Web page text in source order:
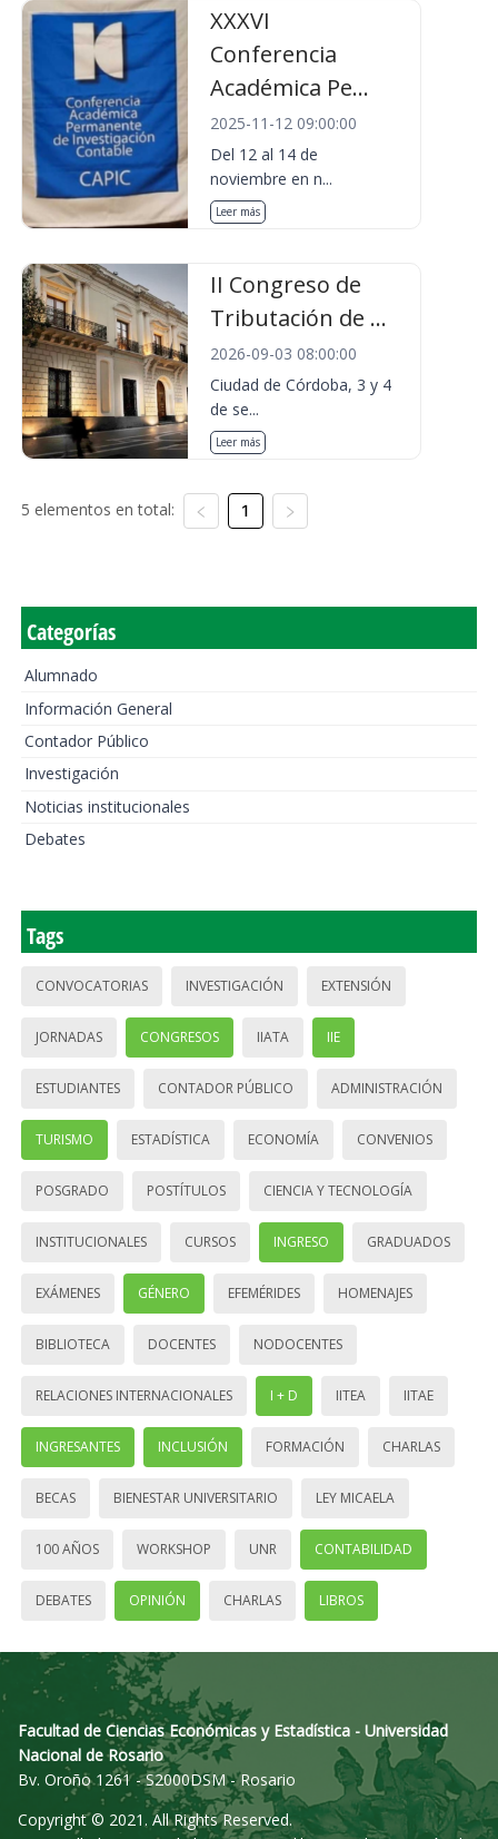
XXXVI
Conferencia
Académica Pe...
2025-11-12 09:00:00
Del 12 al 14 de
noviembre en n...
Leer más
II Congreso de
Tributación de ...
2026-09-03 08:00:00
Ciudad de Córdoba, 3 y 4
de se...
Leer más
5 elementos en total: 1
Categorías
Alumnado
Información General
Contador Público
Investigación
Noticias institucionales
Debates
Tags
CONVOCATORIAS INVESTIGACIÓN EXTENSIÓN
JORNADAS CONGRESOS IIATA IIE
ESTUDIANTES CONTADOR PÚBLICO ADMINISTRACIÓN
TURISMO ESTADÍSTICA ECONOMÍA CONVENIOS
POSGRADO POSTÍTULOS CIENCIA Y TECNOLOGÍA
INSTITUCIONALES CURSOS INGRESO GRADUADOS
EXÁMENES GÉNERO EFEMÉRIDES HOMENAJES
BIBLIOTECA DOCENTES NODOCENTES
RELACIONES INTERNACIONALES I + D IITEA IITAE
INGRESANTES INCLUSIÓN FORMACIÓN CHARLAS
BECAS BIENESTAR UNIVERSITARIO LEY MICAELA
100 AÑOS WORKSHOP UNR CONTABILIDAD
DEBATES OPINIÓN CHARLAS LIBROS
Facultad de Ciencias Económicas y Estadística - Universidad
Nacional de Rosario
Bv. Oroño 1261 - S2000DSM - Rosario
Copyright © 2021. All Rights Reserved.